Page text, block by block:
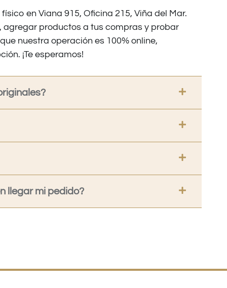
en Viana 915, Oficina 215, Viña del Mar.
agregar productos a tus compras y probar
nuestra operación es 100% online,
¡Te esperamos!
llegar mi pedido?